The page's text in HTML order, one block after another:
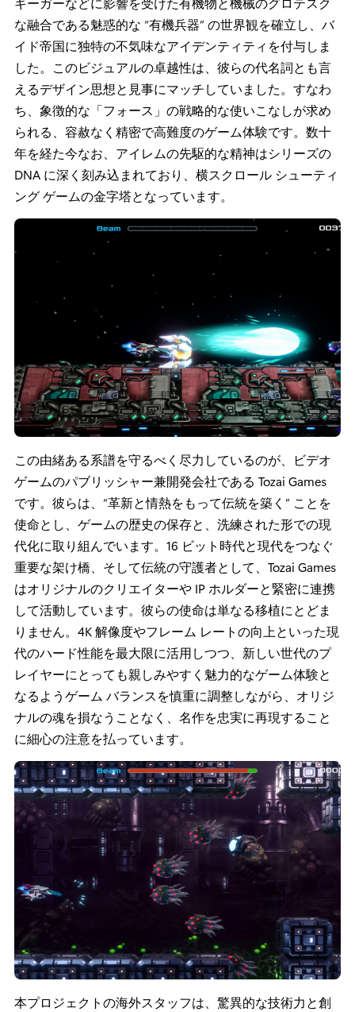
な融合である魅惑的な “有機兵器” の世界観を確立し、バ
イド帝国に独特の不気味なアイデンティティを付与しま
した。このビジュアルの卓越性は、彼らの代名詞とも言
えるデザイン思想と見事にマッチしていました。すなわ
ち、象徴的な「フォース」の戦略的な使いこなしが求め
られる、容赦なく精密で高難度のゲーム体験です。数十
年を経た今なお、アイレムの先駆的な精神はシリーズの
DNA に深く刻み込まれており、横スクロール シューティ
ング ゲームの金字塔となっています。
この由緒ある系譜を守るべく尽力しているのが、ビデオ
ゲームのパブリッシャー兼開発会社である Tozai Games
です。彼らは、“革新と情熱をもって伝統を築く” ことを
使命とし、ゲームの歴史の保存と、洗練された形での現
代化に取り組んでいます。16 ビット時代と現代をつなぐ
重要な架け橋、そして伝統の守護者として、Tozai Games
はオリジナルのクリエイターや IP ホルダーと緊密に連携
して活動しています。彼らの使命は単なる移植にとどま
りません。4K 解像度やフレーム レートの向上といった現
代のハード性能を最大限に活用しつつ、新しい世代のプ
レイヤーにとっても親しみやすく魅力的なゲーム体験と
なるようゲーム バランスを慎重に調整しながら、オリジ
ナルの魂を損なうことなく、名作を忠実に再現すること
に細心の注意を払っています。
本プロジェクトの海外スタッフは、驚異的な技術力と創